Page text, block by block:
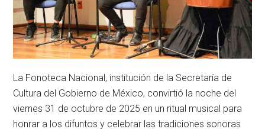
La Fonoteca Nacional, institución de la Secretaría de
Cultura del Gobierno de México, convirtió la noche del
viernes 31 de octubre de 2025 en un ritual musical para
honrar a los difuntos y celebrar las tradiciones sonoras